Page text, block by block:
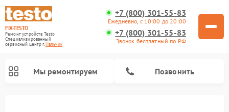
FIX-TESTO
Ремонт устройств Testo
Специализированный
cервисный центр г.Нальчик
+7 (800) 301-55-83
Ежедневно, с 10:00 до 20:00
+7 (800) 301-55-83
Звонок бесплатный по РФ
Мы ремонтируем Позвонить